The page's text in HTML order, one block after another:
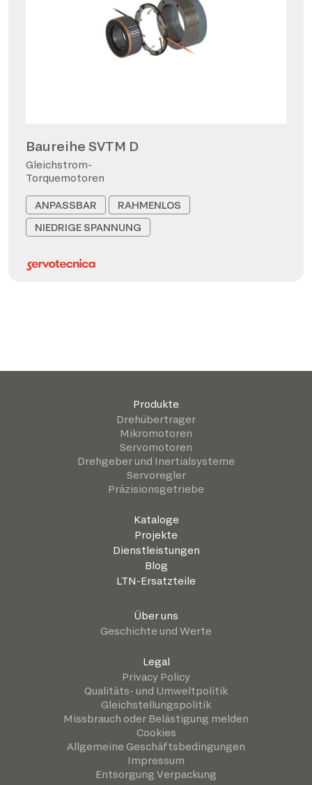
Baureihe SVTM D
Gleichstrom-
Torquemotoren
ANPASSBAR
RAHMENLOS
NIEDRIGE SPANNUNG
Produkte
Drehübertrager
Mikromotoren
Servomotoren
Drehgeber und Inertialsysteme
Servoregler
Präzisionsgetriebe
Kataloge
Projekte
Dienstleistungen
Blog
LTN-Ersatzteile
Über uns
Geschichte und Werte
Legal
Privacy Policy
Qualitäts- und Umweltpolitik
Gleichstellungspolitik
Missbrauch oder Belästigung melden
Cookies
Allgemeine Geschäftsbedingungen
Impressum
Entsorgung Verpackung